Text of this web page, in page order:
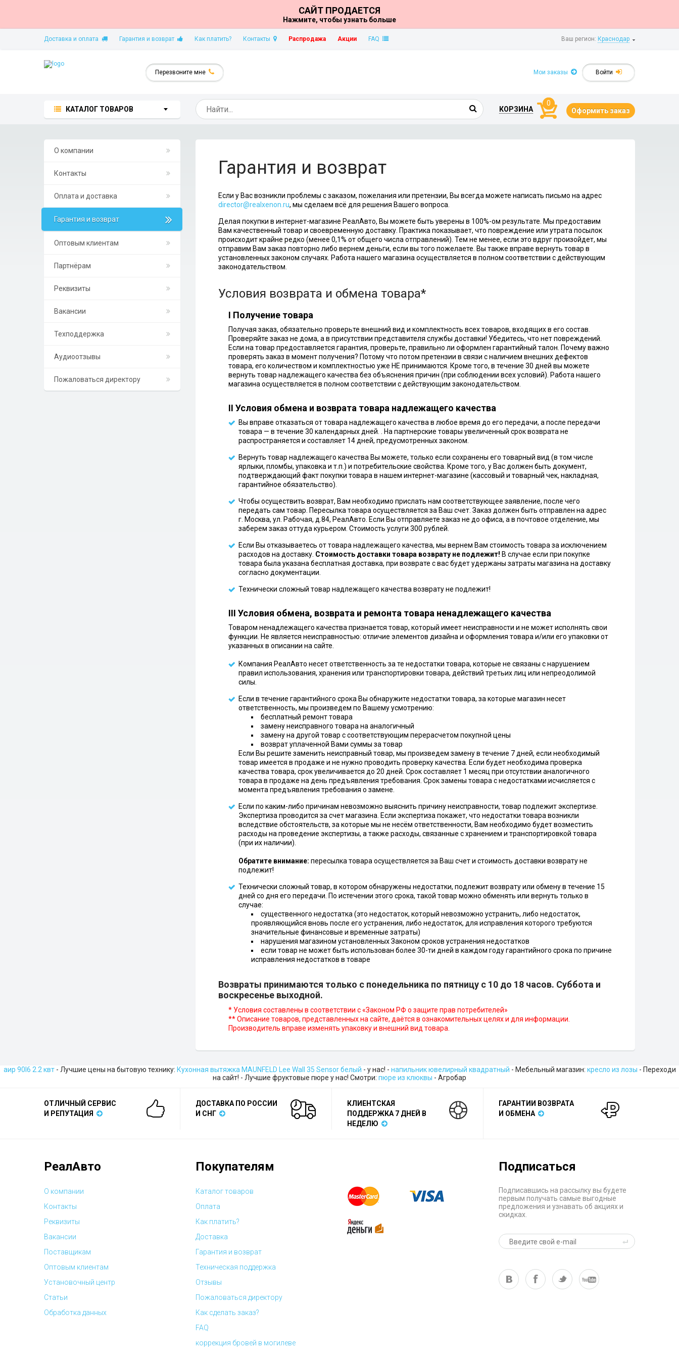
САЙТ ПРОДАЕТСЯ
Нажмите, чтобы узнать больше
Ваш регион: Краснодар
Доставка и оплата Гарантия и возврат Как платить? Контакты Распродажа Акции FAQ
Перезвоните мне Войти
Мои заказы
КАТАЛОГ ТОВАРОВ КОРЗИНА
0
Оформить заказ
О компании
Контакты
Оплата и доставка
Гарантия и возврат
Оптовым клиентам
Партнёрам
Реквизиты
Вакансии
Техподдержка
Аудиоотзывы
Пожаловаться директору
Гарантия и возврат
Если у Вас возникли проблемы с заказом, пожелания или претензии, Вы всегда можете написать письмо на адрес
director@realxenon.ru, мы сделаем всё для решения Вашего вопроса.
Делая покупки в интернет-магазине РеалАвто, Вы можете быть уверены в 100%-ом результате. Мы предоставим
Вам качественный товар и своевременную доставку. Практика показывает, что повреждение или утрата посылок
происходит крайне редко (менее 0,1% от общего числа отправлений). Тем не менее, если это вдруг произойдет, мы
отправим Вам заказ повторно либо вернем деньги, если вы того пожелаете. Вы также вправе вернуть товар в
установленных законом случаях. Работа нашего магазина осуществляется в полном соответствии с действующим
законодательством.
Условия возврата и обмена товара*
I Получение товара
Получая заказ, обязательно проверьте внешний вид и комплектность всех товаров, входящих в его состав.
Проверяйте заказ не дома, а в присутствии представителя службы доставки! Убедитесь, что нет повреждений.
Если на товар предоставляется гарантия, проверьте, правильно ли оформлен гарантийный талон. Почему важно
проверять заказ в момент получения? Потому что потом претензии в связи с наличием внешних дефектов
товара, его количеством и комплектностью уже НЕ принимаются. Кроме того, в течение 30 дней вы можете
вернуть товар надлежащего качества без объяснения причин (при соблюдении всех условий). Работа нашего
магазина осуществляется в полном соответствии с действующим законодательством.
II Условия обмена и возврата товара надлежащего качества
Вы вправе отказаться от товара надлежащего качества в любое время до его передачи, а после передачи
товара — в течение 30 календарных дней. . На партнерские товары увеличенный срок возврата не
распространяется и составляет 14 дней, предусмотренных законом.
Вернуть товар надлежащего качества Вы можете, только если сохранены его товарный вид (в том числе
ярлыки, пломбы, упаковка и т.п.) и потребительские свойства. Кроме того, у Вас должен быть документ,
подтверждающий факт покупки товара в нашем интернет-магазине (кассовый и товарный чек, накладная,
гарантийное обязательство).
Чтобы осуществить возврат, Вам необходимо прислать нам соответствующее заявление, после чего
передать сам товар. Пересылка товара осуществляется за Ваш счет. Заказ должен быть отправлен на адрес
г. Москва, ул. Рабочая, д.84, РеалАвто. Если Вы отправляете заказ не до офиса, а в почтовое отделение, мы
заберем заказ оттуда курьером. Стоимость услуги 300 рублей.
Если Вы отказываетесь от товара надлежащего качества, мы вернем Вам стоимость товара за исключением
расходов на доставку. Стоимость доставки товара возврату не подлежит! В случае если при покупке
товара была указана бесплатная доставка, при возврате с вас будет удержаны затраты магазина на доставку
согласно документации.
Технически сложный товар надлежащего качества возврату не подлежит!
III Условия обмена, возврата и ремонта товара ненадлежащего качества
Товаром ненадлежащего качества признается товар, который имеет неисправности и не может исполнять свои
функции. Не является неисправностью: отличие элементов дизайна и оформления товара и/или его упаковки от
указанных в описании на сайте.
Компания РеалАвто несет ответственность за те недостатки товара, которые не связаны с нарушением
правил использования, хранения или транспортировки товара, действий третьих лиц или непреодолимой
силы.
Если в течение гарантийного срока Вы обнаружите недостатки товара, за которые магазин несет
ответственность, мы произведем по Вашему усмотрению:
бесплатный ремонт товара
замену неисправного товара на аналогичный
замену на другой товар с соответствующим перерасчетом покупной цены
возврат уплаченной Вами суммы за товар
Если Вы решите заменить неисправный товар, мы произведем замену в течение 7 дней, если необходимый
товар имеется в продаже и не нужно проводить проверку качества. Если будет необходима проверка
качества товара, срок увеличивается до 20 дней. Срок составляет 1 месяц при отсутствии аналогичного
товара в продаже на день предъявления требования. Срок замены товара с недостатками исчисляется с
момента предъявления требования о замене.
Если по каким-либо причинам невозможно выяснить причину неисправности, товар подлежит экспертизе.
Экспертиза проводится за счет магазина. Если экспертиза покажет, что недостатки товара возникли
вследствие обстоятельств, за которые мы не несём ответственности, Вам необходимо будет возместить
расходы на проведение экспертизы, а также расходы, связанные с хранением и транспортировкой товара
(при их наличии).
Обратите внимание: пересылка товара осуществляется за Ваш счет и стоимость доставки возврату не
подлежит!
Технически сложный товар, в котором обнаружены недостатки, подлежит возврату или обмену в течение 15
дней со дня его передачи. По истечении этого срока, такой товар можно обменять или вернуть только в
случае:
существенного недостатка (это недостаток, который невозможно устранить, либо недостаток,
проявляющийся вновь после его устранения, либо недостаток, для исправления которого требуются
значительные финансовые и временные затраты)
нарушения магазином установленных Законом сроков устранения недостатков
если товар не может быть использован более 30-ти дней в каждом году гарантийного срока по причине
исправления недостатков в товаре
Возвраты принимаются только с понедельника по пятницу с 10 до 18 часов. Суббота и
воскресенье выходной.
* Условия составлены в соответствии с «Законом РФ о защите прав потребителей»
** Описание товаров, представленных на сайте, даётся в ознакомительных целях и для информации.
Производитель вправе изменять упаковку и внешний вид товара.
аир 90l6 2.2 квт- Лучшие цены на бытовую технику: Кухонная вытяжка MAUNFELD Lee Wall 35 Sensor белый - у нас! - напильник ювелирный квадратный - Мебельный магазин: кресло из лозы - Переходи
на сайт! - Лучшие фруктовые пюре у нас! Смотри: пюре из клюквы - Агробар
ОТЛИЧНЫЙ СЕРВИС
И РЕПУТАЦИЯ
ДОСТАВКА ПО РОССИИ
И СНГ
КЛИЕНТСКАЯ
ПОДДЕРЖКА 7 ДНЕЙ В
НЕДЕЛЮ
ГАРАНТИИ ВОЗВРАТА
И ОБМЕНА
РеалАвто
О компании
Контакты
Реквизиты
Вакансии
Поставщикам
Оптовым клиентам
Установочный центр
Статьи
Обработка данных
Покупателям
Каталог товаров
Оплата
Как платить?
Доставка
Гарантия и возврат
Техническая поддержка
Отзывы
Пожаловаться директору
Как сделать заказ?
FAQ
коррекция бровей в могилеве
Подписаться
Подписавшись на рассылку вы будете
первым получать самые выгодные
предложения и узнавать об акциях и
скидках.